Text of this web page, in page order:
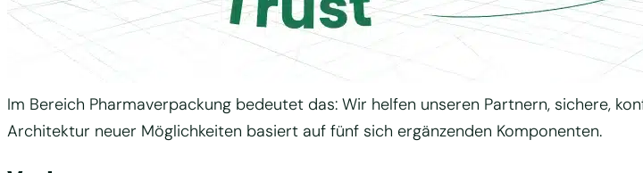
Im Bereich Pharmaverpackung bedeutet das: Wir helfen unseren Partnern, sichere,
Architektur neuer Möglichkeiten basiert auf fünf sich ergänzenden Komponenten.